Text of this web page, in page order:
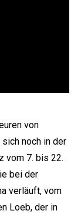
von
noch in der
vom 7. bis 22.
bei der
verläuft, vom
Loeb, der in